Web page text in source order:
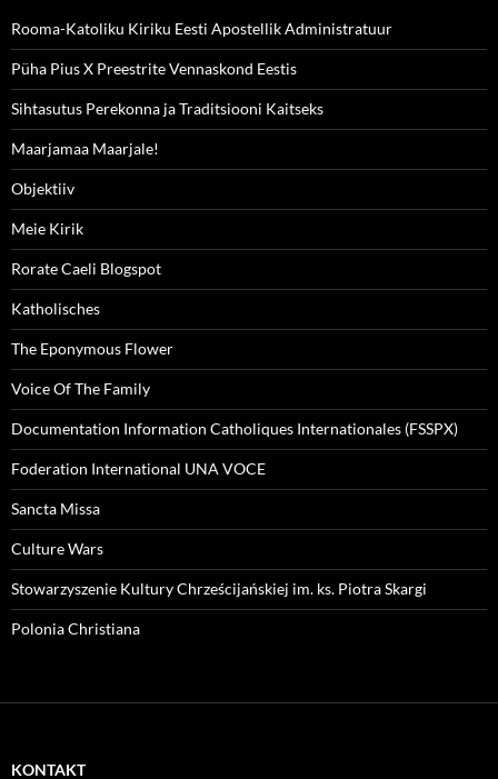
Rooma-Katoliku Kiriku Eesti Apostellik Administratuur
Püha Pius X Preestrite Vennaskond Eestis
Sihtasutus Perekonna ja Traditsiooni Kaitseks
Maarjamaa Maarjale!
Objektiiv
Meie Kirik
Rorate Caeli Blogspot
Katholisches
The Eponymous Flower
Voice Of The Family
Documentation Information Catholiques Internationales (FSSPX)
Foderation International UNA VOCE
Sancta Missa
Culture Wars
Stowarzyszenie Kultury Chrześcijańskiej im. ks. Piotra Skargi
Polonia Christiana
KONTAKT